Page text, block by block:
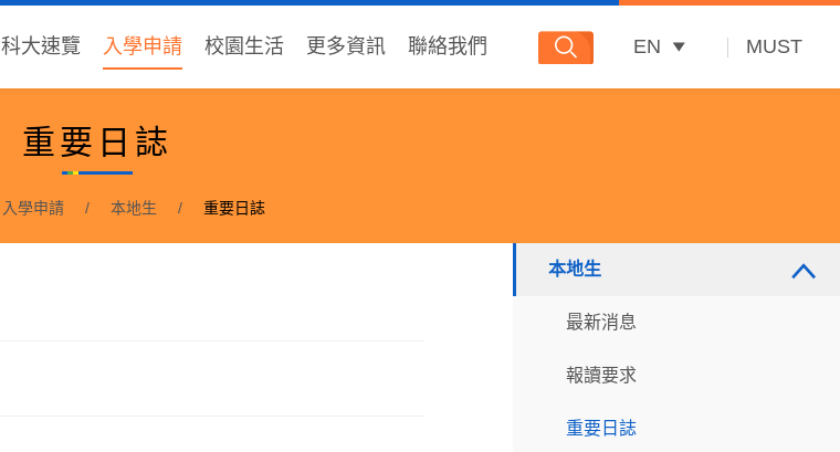
科大速覽 入學申請 校園生活 更多資訊 聯絡我們 EN MUST
重要日誌
入學申請 本地生 重要日誌
本地生
最新消息
報讀要求
重要日誌